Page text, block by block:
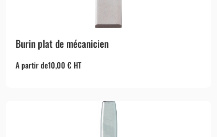
Burin plat de mécanicien
A partir de10,00 € HT